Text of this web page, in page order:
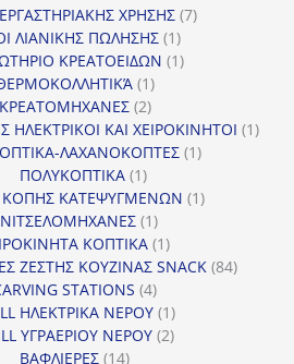
προϊόντα
ΧΡΗΣΗΣ 77
ΛΙΑΝΙΚΗΣ ΠΩΛΗΣΗΣ 11
προϊόν
ΚΡΕΑΤΟΕΙΔΩΝ 11
11
προϊόν
ΚΡΕΑΤΟΜΗΧΑΝΕΣ 22
προϊόντα
ΚΑΙ ΧΕΙΡΟΚΙΝΗΤΟΙ 11
ΛΑΧΑΝΟΚΟΠΤΕΣ 11
ΠΟΛΥΚΟΠΤΙΚΑ 11
προϊόν
ΚΟΠΗΣ ΚΑΤΕΨΥΓΜΕΝΩΝ 11
11
προϊόν
ΚΟΠΤΙΚΑ 11
προϊόν
ΖΕΣΤΗΣ ΚΟΥΖΙΝΑΣ SNACK 8484
STATIONS 44
προϊόντα
ΗΛΕΚΤΡΙΚΑ ΝΕΡΟΥ 11
προϊόν
ΥΓΡΑΕΡΙΟΥ ΝΕΡΟΥ 22
ΒΑΦΛΙΕΡΕΣ 1414